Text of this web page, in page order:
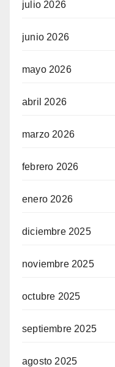
julio 2026
junio 2026
mayo 2026
abril 2026
marzo 2026
febrero 2026
enero 2026
diciembre 2025
noviembre 2025
octubre 2025
septiembre 2025
agosto 2025